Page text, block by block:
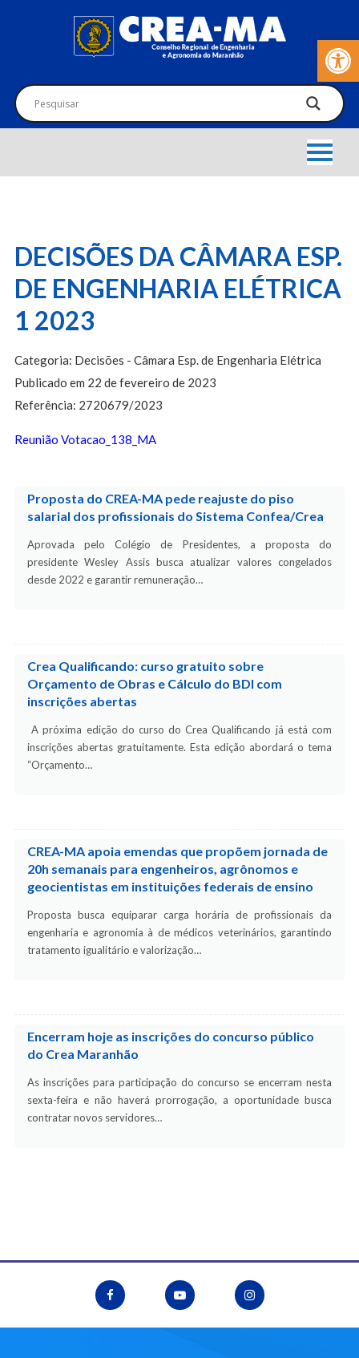
Barra de
DECISÕES DA CÂMARA ESP.
DE ENGENHARIA ELÉTRICA
1 2023
Categoria: Decisões - Câmara Esp. de Engenharia Elétrica
Publicado em 22 de fevereiro de 2023
Referência: 2720679/2023
Reunião Votacao_138_MA
Proposta do CREA-MA pede reajuste do piso
salarial dos profissionais do Sistema Confea/Crea
Aprovada pelo Colégio de Presidentes, a proposta do
presidente Wesley Assis busca atualizar valores congelados
desde 2022 e garantir remuneração…
Crea Qualificando: curso gratuito sobre
Orçamento de Obras e Cálculo do BDI com
inscrições abertas
A próxima edição do curso do Crea Qualificando já está com
inscrições abertas gratuitamente. Esta edição abordará o tema
“Orçamento…
CREA-MA apoia emendas que propõem jornada de
20h semanais para engenheiros, agrônomos e
geocientistas em instituições federais de ensino
Proposta busca equiparar carga horária de profissionais da
engenharia e agronomia à de médicos veterinários, garantindo
tratamento igualitário e valorização…
Encerram hoje as inscrições do concurso público
do Crea Maranhão
As inscrições para participação do concurso se encerram nesta
sexta-feira e não haverá prorrogação, a oportunidade busca
contratar novos servidores…